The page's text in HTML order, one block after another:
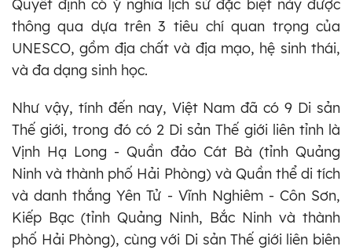
Quyết định có ý nghĩa lịch sử đặc biệt này được
thông qua dựa trên 3 tiêu chí quan trọng của
UNESCO, gồm địa chất và địa mạo, hệ sinh thái,
và đa dạng sinh học.
Như vậy, tính đến nay, Việt Nam đã có 9 Di sản
Thế giới, trong đó có 2 Di sản Thế giới liên tỉnh là
Vịnh Hạ Long - Quần đảo Cát Bà (tỉnh Quảng
Ninh và thành phố Hải Phòng) và Quần thể di tích
và danh thắng Yên Tử - Vĩnh Nghiêm - Côn Sơn,
Kiếp Bạc (tỉnh Quảng Ninh, Bắc Ninh và thành
phố Hải Phòng), cùng với Di sản Thế giới liên biên